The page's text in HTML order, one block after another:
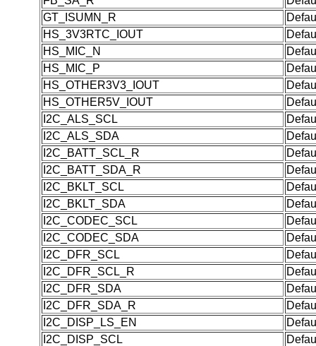
GT_ISUMN_R
HS_3V3RTC_IOUT
HS_MIC_N
HS_MIC_P
HS_OTHER3V3_IOUT
HS_OTHER5V_IOUT
I2C_ALS_SCL
I2C_ALS_SDA
I2C_BATT_SCL_R
I2C_BATT_SDA_R
I2C_BKLT_SCL
I2C_BKLT_SDA
I2C_CODEC_SCL
I2C_CODEC_SDA
I2C_DFR_SCL
I2C_DFR_SCL_R
I2C_DFR_SDA
I2C_DFR_SDA_R
I2C_DISP_LS_EN
I2C_DISP_SCL